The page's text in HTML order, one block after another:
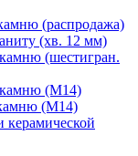
(распродажа)
(хв. 12 мм)
(шестигран.
(M14)
(M14)
керамической